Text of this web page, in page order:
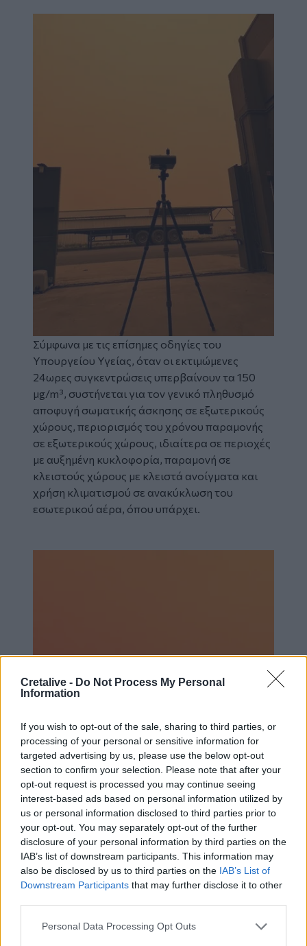
Cretalive - Do Not Process My Personal
Information
If you wish to opt-out of the sale, sharing to third parties, or
processing of your personal or sensitive information for
targeted advertising by us, please use the below opt-out
section to confirm your selection. Please note that after your
opt-out request is processed you may continue seeing
interest-based ads based on personal information utilized by
us or personal information disclosed to third parties prior to
your opt-out. You may separately opt-out of the further
disclosure of your personal information by third parties on the
IAB’s list of downstream participants. This information may
also be disclosed by us to third parties on the IAB’s List of
Downstream Participants that may further disclose it to other
Personal Data Processing Opt Outs
Σύμφωνα με τις επίσημες οδηγίες του
Υπουργείου Υγείας, όταν οι εκτιμώμενες
24ωρες συγκεντρώσεις υπερβαίνουν τα 150
μg/m³, συστήνεται για τον γενικό πληθυσμό
αποφυγή σωματικής άσκησης σε εξωτερικούς
χώρους, περιορισμός του χρόνου παραμονής
σε εξωτερικούς χώρους, ιδιαίτερα σε περιοχές
με αυξημένη κυκλοφορία, παραμονή σε
κλειστούς χώρους με κλειστά ανοίγματα και
χρήση κλιματισμού σε ανακύκλωση του
εσωτερικού αέρα, όπου υπάρχει.
Συνεπώς, τα αποτελέσματα της μέτρησης
συνθήκες αυξημένης μεταφοράς αφρικανικής